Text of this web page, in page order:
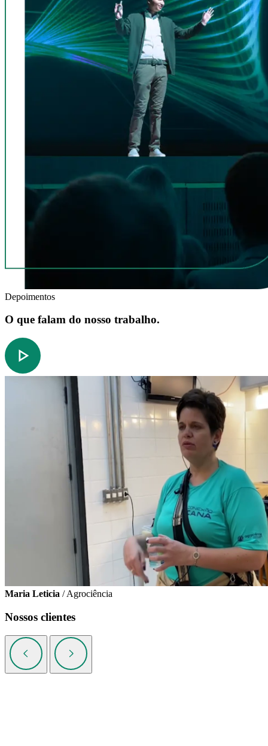
Depoimentos
O que falam do nosso trabalho.
Maria Leticia / Agrociência
Nossos clientes